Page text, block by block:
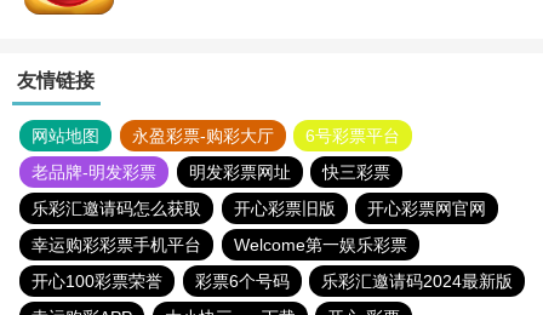
友情链接
网站地图 永盈彩票-购彩大厅
6号彩票平台
老品牌-明发彩票
明发彩票网址
快三彩票
乐彩汇邀请码怎么获取
开心彩票旧版
开心彩票网官网
幸运购彩彩票手机平台
Welcome第一娱乐彩票
开心100彩票荣誉
彩票6个号码
乐彩汇邀请码2024最新版